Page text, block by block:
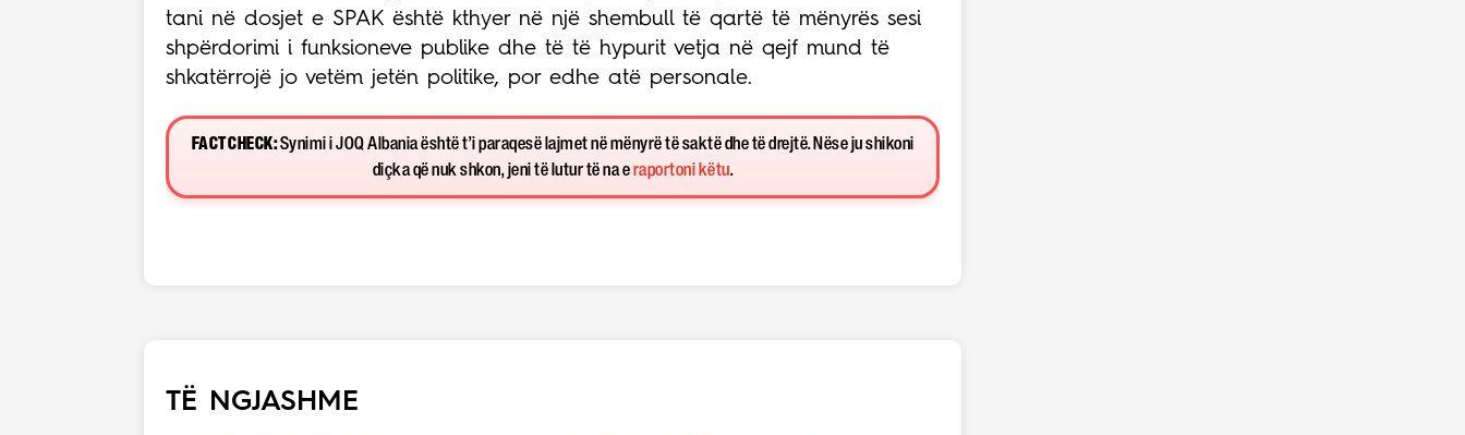
tani në dosjet e SPAK është kthyer në një shembull të qartë të mënyrës sesi
shpërdorimi i funksioneve publike dhe të të hypurit vetja në qejf mund të
shkatërrojë jo vetëm jetën politike, por edhe atë personale.
FACT CHECK:Synimi i JOQ Albania është t’i paraqesë lajmet në mënyrë të saktë dhe të drejtë. Nëse ju shikoni
diçka që nuk shkon, jeni të lutur të na e raportoni këtu.
TË NGJASHME